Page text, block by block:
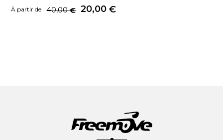
À partir de 40,00€ 20,00€